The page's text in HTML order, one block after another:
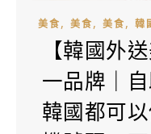
美食, 美食, 美食, 韓
【韓國外
一品牌｜
韓國都可